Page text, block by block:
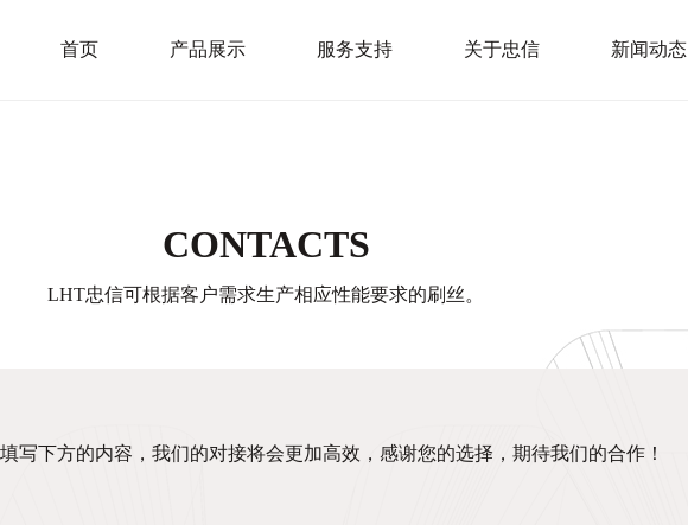
首页 产品展示 服务支持 关于忠信 新闻动态
CONTACTS
LHT忠信可根据客户需求生产相应性能要求的刷丝。
写下方的内容，我们的对接将会更加高效，感谢您的选择，期待我们的合作！